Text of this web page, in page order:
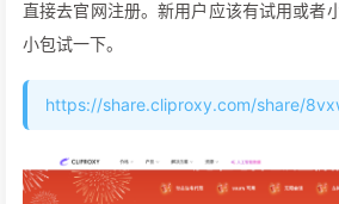
直接去官网注册。新用户应该有试用或者
小包试一下。
https://share.cliproxy.com/share/